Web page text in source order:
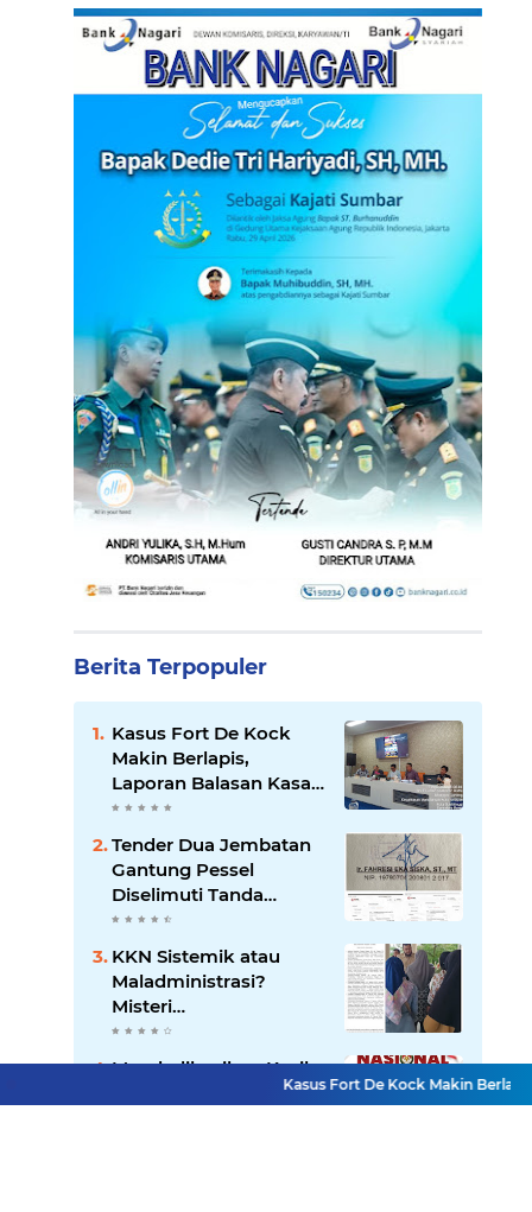
Berita Terpopuler
Kasus Fort De Kock
Makin Berlapis,
Laporan Balasan Kasat
Pol PP Disorot: Upaya
Penegakan Hukum
atau Pengalihan Isu?
Tender Dua Jembatan
Gantung Pessel
Diselimuti Tanda
Tanya, Gangguan
Sistem atau Permainan
di Balik Layar?
KKN Sistemik atau
Maladministrasi?
Misteri
"Dikorbankannya" SDN
26 ATT Menguji
Transparansi Pemkot
Padang
Mendedikasikan Kasih,
Menguatkan Negeri:Kasus Fort De Kock Makin Berlapis,